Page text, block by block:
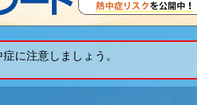
に注意しましょう。